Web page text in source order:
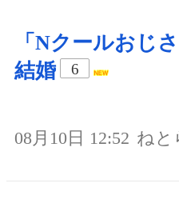
「Nクールおじ
結婚
6
08月10日 12:52 ねと